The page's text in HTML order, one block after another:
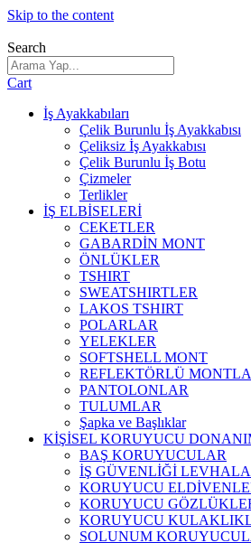
Skip to the content
Search
Cart
İş Ayakkabıları
Çelik Burunlu İş Ayakkabısı
Çeliksiz İş Ayakkabısı
Çelik Burunlu İş Botu
Çizmeler
Terlikler
İŞ ELBİSELERİ
CEKETLER
GABARDİN MONT
ÖNLÜKLER
TSHIRT
SWEATSHIRTLER
LAKOS TSHIRT
POLARLAR
YELEKLER
SOFTSHELL MONT
REFLEKTÖRLÜ
PANTOLONLAR
TULUMLAR
Şapka ve Başlıklar
KİŞİSEL KORUYUCU
BAŞ KORUYUCULAR
İŞ GÜVENLİĞİ
KORUYUCU
KORUYUCU
KORUYUCU
SOLUNUM